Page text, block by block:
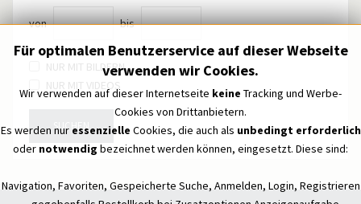
von bis
NUR MIT BILDERN
NUR MIT VIDEOS
SUCHEN
Für optimalen Benutzerservice auf dieser Webseite
verwenden wir Cookies.
Wir verwenden auf dieser Internetseite keine Tracking und Werbe-
Cookies von Drittanbietern.
Es werden nur essenzielle Cookies, die auch als unbedingt erforderlich
oder notwendig bezeichnet werden können, eingesetzt. Diese sind:
Navigation, Favoriten, Gespeicherte Suche, Anmelden, Login, Registrieren